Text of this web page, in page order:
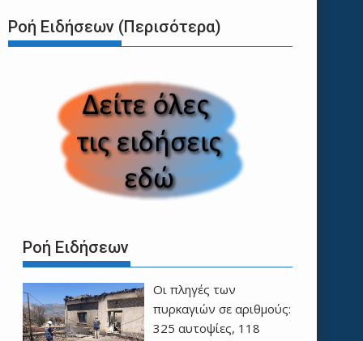
Ροή Ειδήσεων (Περισότερα)
Ροή Ειδήσεων
Οι πληγές των
πυρκαγιών σε αριθμούς:
325 αυτοψίες, 118